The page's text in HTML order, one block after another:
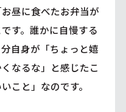
昼に食べたお弁当が
す。誰かに自慢する
自身が「ちょっと嬉
なるな」と感じたこ
こと」なのです。